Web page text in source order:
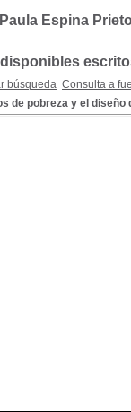
Espina
búsqueda Consulta a
de pobreza y el